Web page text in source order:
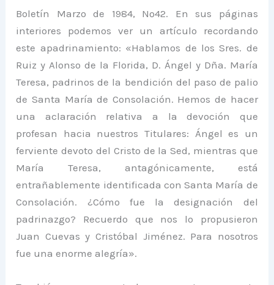
Boletín Marzo de 1984, Nº42. En sus páginas
interiores podemos ver un artículo recordando
este apadrinamiento: «Hablamos de los Sres. de
Ruiz y Alonso de la Florida, D. Ángel y Dña. María
Teresa, padrinos de la bendición del paso de palio
de Santa María de Consolación. Hemos de hacer
una aclaración relativa a la devoción que
profesan hacia nuestros Titulares: Ángel es un
ferviente devoto del Cristo de la Sed, mientras que
María Teresa, antagónicamente, está
entrañablemente identificada con Santa María de
Consolación. ¿Cómo fue la designación del
padrinazgo? Recuerdo que nos lo propusieron
Juan Cuevas y Cristóbal Jiménez. Para nosotros
fue una enorme alegría».